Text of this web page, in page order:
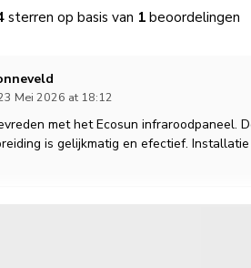
sterren op basis van 1beoordelingen
Mei 2026 at 18:12
met het Ecosun infraroodpaneel.
is gelijkmatig en efectief.